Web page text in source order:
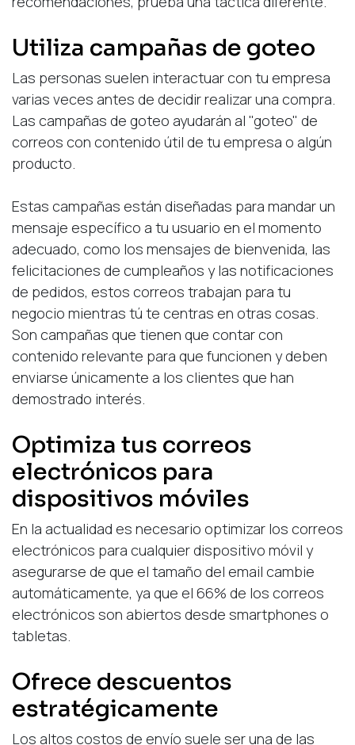
Utiliza campañas de goteo
Las personas suelen interactuar con tu empresa
varias veces antes de decidir realizar una compra.
Las campañas de goteo ayudarán al "goteo" de
correos con contenido útil de tu empresa o algún
producto.
Estas campañas están diseñadas para mandar un
mensaje específico a tu usuario en el momento
adecuado, como los mensajes de bienvenida, las
felicitaciones de cumpleaños y las notificaciones
de pedidos, estos correos trabajan para tu
negocio mientras tú te centras en otras cosas.
Son campañas que tienen que contar con
contenido relevante para que funcionen y deben
enviarse únicamente a los clientes que han
demostrado interés.
Optimiza tus correos
electrónicos para
dispositivos móviles
En la actualidad es necesario optimizar los correos
electrónicos para cualquier dispositivo móvil y
asegurarse de que el tamaño del email cambie
automáticamente, ya que el 66% de los correos
electrónicos son abiertos desde smartphones o
tabletas.
Ofrece descuentos
estratégicamente
Los altos costos de envío suele ser una de las